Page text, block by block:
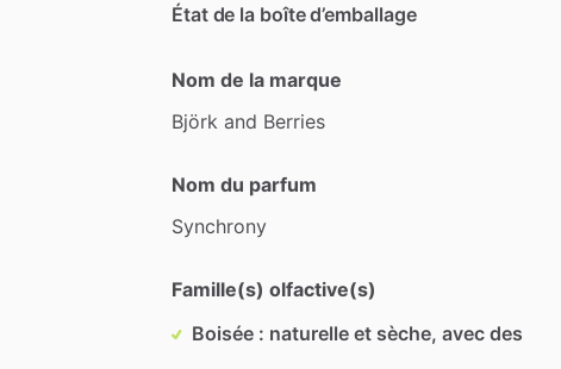
État de la boîte d’emballage
Nom de la marque
Björk and Berries
Nom du parfum
Synchrony
Famille(s) olfactive(s)
Boisée : naturelle et sèche, avec des